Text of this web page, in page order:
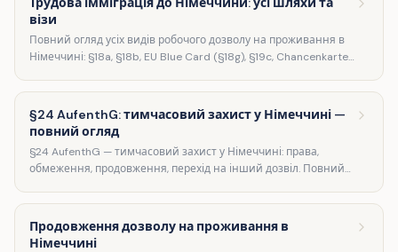
візи
Повний огляд усіх видів робочого дозволу на проживання в
Німеччині: §18a, §18b, EU Blue Card (§18g), §19c, Chancenkarte,
§24 AufenthG: тимчасовий захист у Німеччині —
повний огляд
§24 AufenthG — тимчасовий захист у Німеччині: права,
обмеження, продовження, перехід на інший дозвіл. Повний
Продовження дозволу на проживання в
Німеччині